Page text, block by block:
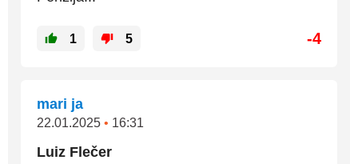
1 5 -4
mari ja
22.01.2025 • 16:31
Luiz Flečer